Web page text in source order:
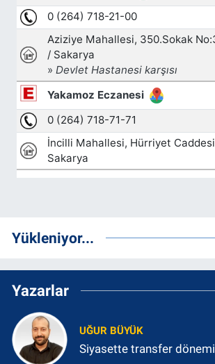
Yükleniyor...
Yazarlar
UĞUR BÜYÜK
Siyasette transfer dönemi